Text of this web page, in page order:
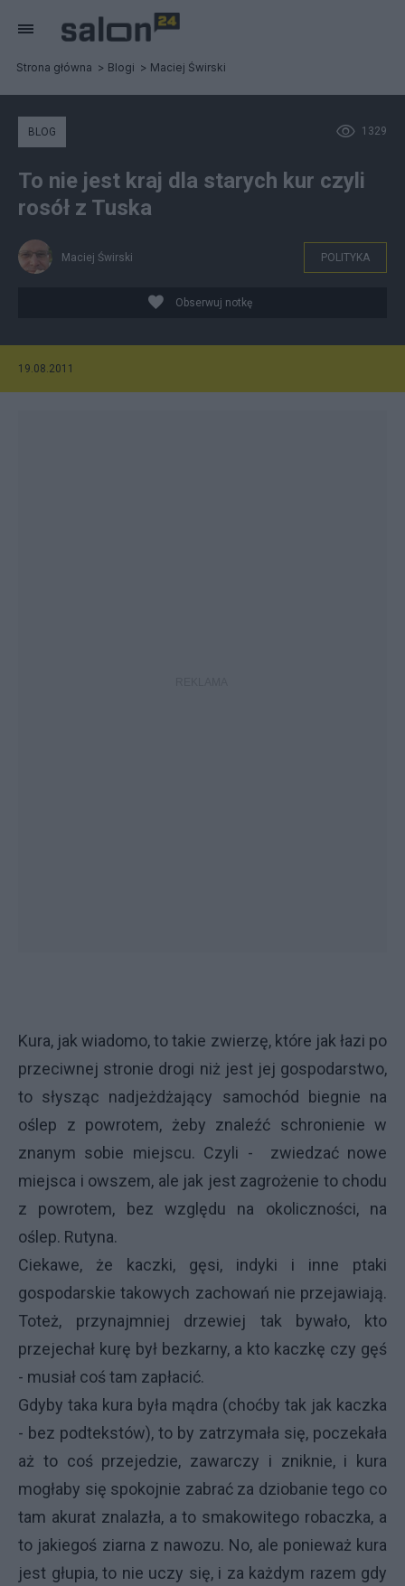
Strona główna Blogi Maciej Świrski
1329
BLOG
To nie jest kraj dla starych kur czyli
rosół z Tuska
Maciej Świrski POLITYKA
Obserwuj notkę
19.08.2011
Kura, jak wiadomo, to takie zwierzę, które jak łazi po
przeciwnej stronie drogi niż jest jej gospodarstwo,
to słysząc nadjeżdżający samochód biegnie na
oślep z powrotem, żeby znaleźć schronienie w
znanym sobie miejscu. Czyli - zwiedzać nowe
miejsca i owszem, ale jak jest zagrożenie to chodu
z powrotem, bez względu na okoliczności, na
oślep. Rutyna.
Ciekawe, że kaczki, gęsi, indyki i inne ptaki
gospodarskie takowych zachowań nie przejawiają.
Toteż, przynajmniej drzewiej tak bywało, kto
przejechał kurę był bezkarny, a kto kaczkę czy gęś
- musiał coś tam zapłacić.
Gdyby taka kura była mądra (choćby tak jak kaczka
- bez podtekstów), to by zatrzymała się, poczekała
aż to coś przejedzie, zawarczy i zniknie, i kura
mogłaby się spokojnie zabrać za dziobanie tego co
tam akurat znalazła, a to smakowitego robaczka, a
to jakiegoś ziarna z nawozu. No, ale ponieważ kura
jest głupia, to nie uczy się, i za każdym razem gdy